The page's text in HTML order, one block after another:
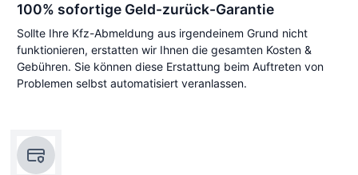
100% sofortige Geld-zurück-Garantie
Sollte Ihre Kfz-Abmeldung aus irgendeinem Grund nicht
funktionieren, erstatten wir Ihnen die gesamten Kosten &
Gebühren. Sie können diese Erstattung beim Auftreten von
Problemen selbst automatisiert veranlassen.